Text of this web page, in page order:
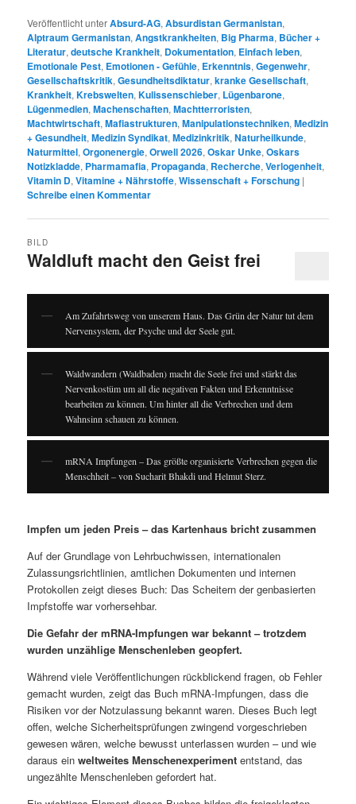
Veröffentlicht unterAbsurd-AG,Absurdistan Germanistan,
Alptraum Germanistan,Angstkrankheiten, Big Pharma, Bücher +
Literatur,deutsche Krankheit, Dokumentation, Einfach leben,
Emotionale Pest, Emotionen - Gefühle, Erkenntnis,Gegenwehr,
Gesellschaftskritik,Gesundheitsdiktatur,kranke Gesellschaft,
Krankheit,Krebswelten,Kulissenschieber, Lügenbarone,
Lügenmedien,Machenschaften,Machtterroristen,
Machtwirtschaft,Mafiastrukturen,Manipulationstechniken,Medizin
+ Gesundheit,Medizin Syndikat,Medizinkritik,Naturheilkunde,
Naturmittel,Orgonenergie,Orwell 2026,Oskar Unke,Oskars
Notizkladde, Pharmamafia, Propaganda, Recherche,Verlogenheit,
Vitamin D,Vitamine + Nährstoffe,Wissenschaft + Forschung |
Schreibe einen Kommentar
Waldluft macht den Geist frei
BILD
Am Zufahrtsweg von unserem Haus. Das Grün der Natur tut dem
Nervensystem, der Psyche und der Seele gut.
Waldwandern (Waldbaden) macht die Seele frei und stärkt das
Nervenkostüm um all die negativen Fakten und Erkenntnisse
bearbeiten zu können. Um hinter all die Verbrechen und dem
Wahnsinn schauen zu können.
mRNA Impfungen – Das größte organisierte Verbrechen gegen die
Menschheit – von Sucharit Bhakdi und Helmut Sterz.
Impfen um jeden Preis – das Kartenhaus bricht zusammen
Auf der Grundlage von Lehrbuchwissen, internationalen
Zulassungsrichtlinien, amtlichen Dokumenten und internen
Protokollen zeigt dieses Buch: Das Scheitern der genbasierten
Impfstoffe war vorhersehbar.
Die Gefahr der mRNA-Impfungen war bekannt – trotzdem
wurden unzählige Menschenleben geopfert.
Während viele Veröffentlichungen rückblickend fragen, ob Fehler
gemacht wurden, zeigt das Buch mRNA-Impfungen, dass die
Risiken vor der Notzulassung bekannt waren. Dieses Buch legt
offen, welche Sicherheitsprüfungen zwingend vorgeschrieben
gewesen wären, welche bewusst unterlassen wurden – und wie
daraus einweltweites Menschenexperiment entstand, das
ungezählte Menschenleben gefordert hat.